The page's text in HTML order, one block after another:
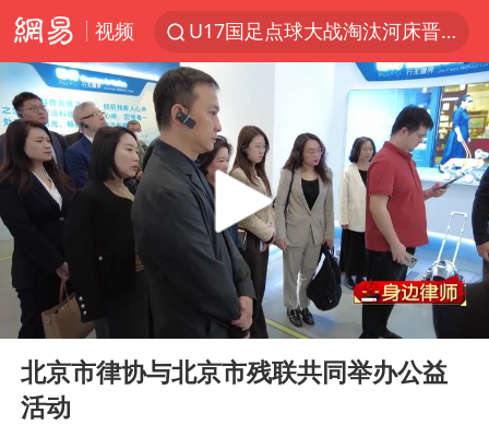
视频
U17国足点球大战淘汰河床晋级决赛
中巨芯：上半年归母净利润1405.77万元
国乒男单横滨冠军赛全军覆没
东航：国内客票提前14天免费退改
四川宜宾高县4.9级地震致1死
日本试射“战斧”导弹，国防部回应
百花奖开幕式 刘浩存独舞
台风白海豚中心风力增强
广东雷州通报特教老师招聘违规事件
Play
00:00 01:41
北京市律协与北京市残联共同举办公益
活动